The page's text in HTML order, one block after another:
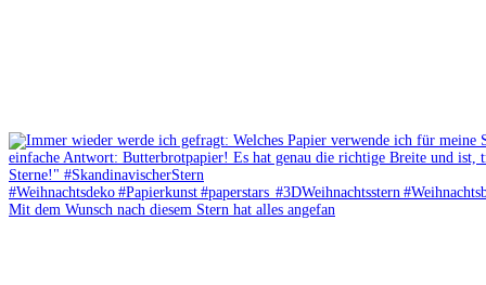
Mit dem Wunsch nach diesem Stern hat alles angefan